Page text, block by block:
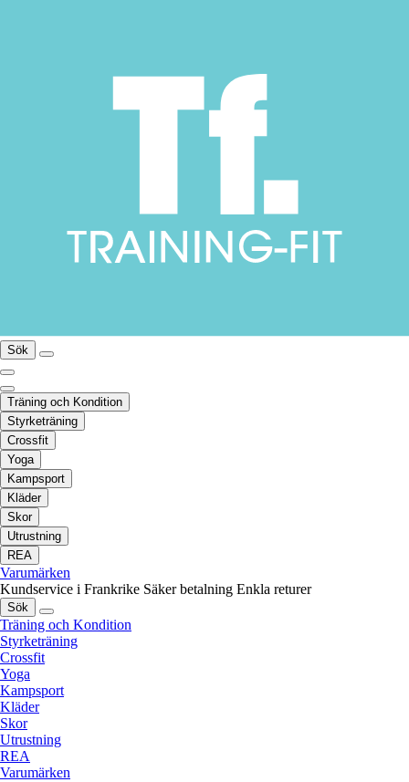
Sök
Träning och Kondition
Styrketräning
Crossfit
Yoga
Kampsport
Kläder
Skor
Utrustning
REA
Varumärken
Kundservice i Frankrike Säker betalning Enkla returer
Sök
Träning och Kondition
Styrketräning
Crossfit
Yoga
Kampsport
Kläder
Skor
Utrustning
REA
Varumärken